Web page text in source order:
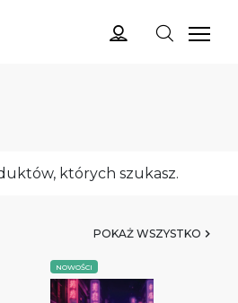
których szukasz.
POKAŻ WSZYSTKO
NOWOŚCI